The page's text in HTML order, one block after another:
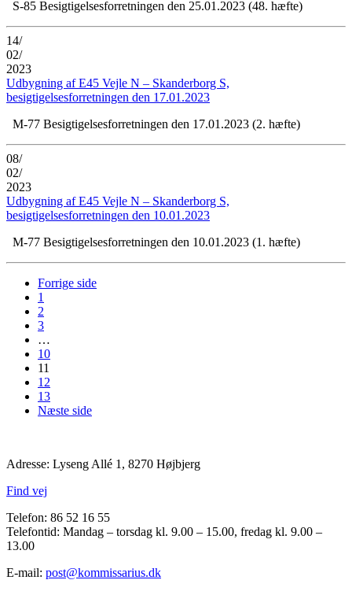
S-85 Besigtigelsesforretningen den 25.01.2023 (48. hæfte)
14/
02/
2023
Udbygning af E45 Vejle N – Skanderborg S,
besigtigelsesforretningen den 17.01.2023
M-77 Besigtigelsesforretningen den 17.01.2023 (2. hæfte)
08/
02/
2023
Udbygning af E45 Vejle N – Skanderborg S,
besigtigelsesforretningen den 10.01.2023
M-77 Besigtigelsesforretningen den 10.01.2023 (1. hæfte)
Forrige side
1
2
3
…
10
11
12
13
Næste side
Adresse: Lyseng Allé 1, 8270 Højbjerg
Find vej
Telefon: 86 52 16 55
Telefontid: Mandag – torsdag kl. 9.00 – 15.00, fredag kl. 9.00 –
13.00
E-mail: post@kommissarius.dk